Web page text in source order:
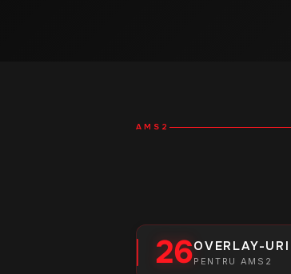
AMS2
26OVERLAY-URI
PENTRU AMS2